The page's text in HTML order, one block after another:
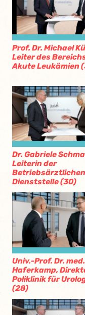
Prof. Dr. Michael
Leiter des
Akute Leukämien
Dr. Gabriele
Leiterin der
Betriebsärztlichen
Dienststelle (30)
Univ.-Prof. Dr.
Haferkamp,
Poliklinik für
(28)